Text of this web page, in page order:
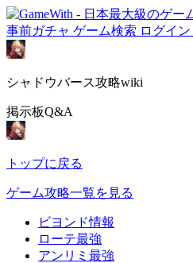
事前ガチャ ゲーム検索 ログイン
シャドウバース攻略wiki
掲示板Q&A
トップに戻る
ゲーム攻略一覧を見る
ビヨンド情報
ローテ最強
アンリミ最強